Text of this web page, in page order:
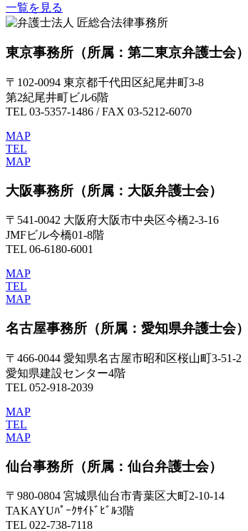
一覧を見る
東京事務所 （所属：第二東京弁護士会）
〒102-0094 東京都千代田区紀尾井町3-8
第2紀尾井町ビル6階
TEL 03-5357-1486 / FAX 03-5212-6070
MAP
TEL
MAP
大阪事務所 （所属：大阪弁護士会）
〒541-0042 大阪府大阪市中央区今橋2-3-16
JMFビル今橋01-8階
TEL 06-6180-6001
MAP
TEL
MAP
名古屋事務所 （所属：愛知県弁護士会）
〒466-0044 愛知県名古屋市昭和区桜山町3-51-2
愛知県建設センター4階
TEL 052-918-2039
MAP
TEL
MAP
仙台事務所 （所属：仙台弁護士会）
〒980-0804 宮城県仙台市青葉区大町2-10-14
TAKAYUﾊﾟｰｸｻｲﾄﾞﾋﾞﾙ3階
TEL 022-738-7118